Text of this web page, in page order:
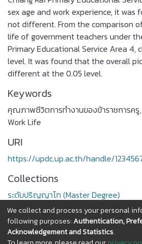
sex age and work experience, it was
not different. From the comparison
life of government teachers under
Primary Educational Service Area 4,
level. It was found that the overall
different at the 0.05 level.
Keywords
คุณภาพชีวิตการทำงานของข้าราชการครู,
Work Life
URI
https://updc.up.ac.th/handle/
Collections
ระดับปริญญาโท (Master Degree)
Full item page
We collect and process your personal
following purposes:Authentication,
Acknowledgement and Statistics.